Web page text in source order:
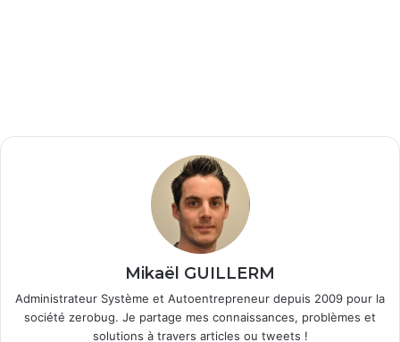
Mikaël GUILLERM
Administrateur Système et Autoentrepreneur depuis 2009 pour la
société zerobug. Je partage mes connaissances, problèmes et
solutions à travers articles ou tweets !